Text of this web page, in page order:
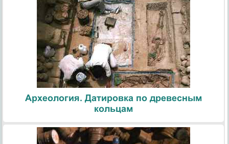
Археология. Датировка по древесным
кольцам